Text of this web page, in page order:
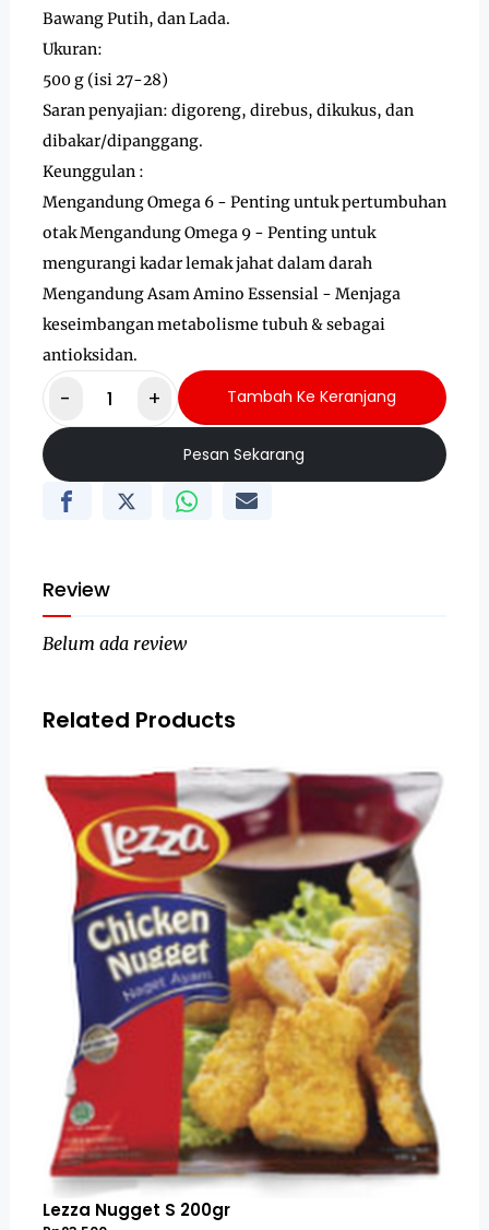
Bawang Putih, dan Lada.
Ukuran:
500 g (isi 27-28)
Saran penyajian: digoreng, direbus, dikukus, dan
dibakar/dipanggang.
Keunggulan :
Mengandung Omega 6 - Penting untuk pertumbuhan
otak Mengandung Omega 9 - Penting untuk
mengurangi kadar lemak jahat dalam darah
Mengandung Asam Amino Essensial - Menjaga
keseimbangan metabolisme tubuh & sebagai
antioksidan.
- + Tambah Ke Keranjang
Pesan Sekarang
Review
Belum ada review
Related Products
Lezza Nugget S 200gr